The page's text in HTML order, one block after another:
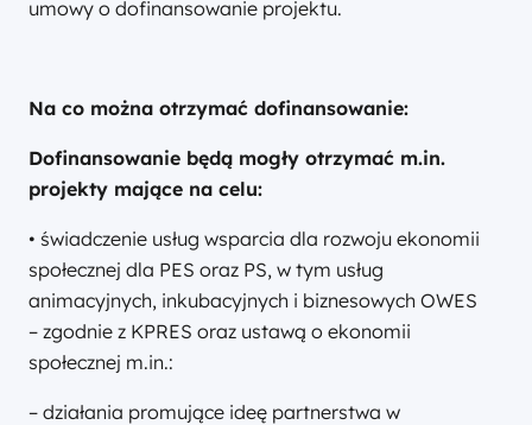
umowy o dofinansowanie projektu.
Na co można otrzymać dofinansowanie:
Dofinansowanie będą mogły otrzymać m.in.
projekty mające na celu:
• świadczenie usług wsparcia dla rozwoju ekonomii
społecznej dla PES oraz PS, w tym usług
animacyjnych, inkubacyjnych i biznesowych OWES
– zgodnie z KPRES oraz ustawą o ekonomii
społecznej m.in.:
– działania promujące ideę partnerstwa w